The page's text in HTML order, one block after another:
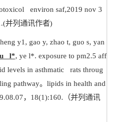
environ saf,2019 nov 3
并列通讯作者)
y1, gao y, zhao t, guo s, yan
l*, ye l*. exposure to pm2.5 aff
levels in asthmatic rats throug
pathway。 lipids in health and
， 18(1):160. （并列通讯